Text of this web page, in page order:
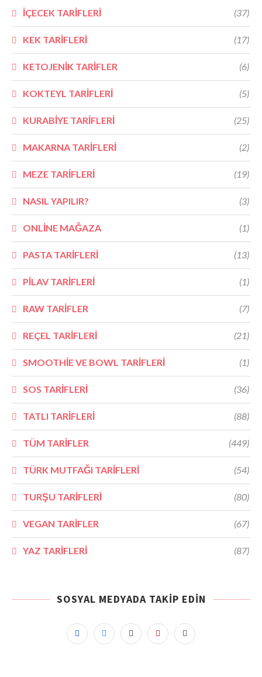
İÇECEK TARİFLERİ (37)
KEK TARİFLERİ (17)
KETOJENİK TARİFLER (6)
KOKTEYL TARİFLERİ (5)
KURABİYE TARİFLERİ (25)
MAKARNA TARİFLERİ (2)
MEZE TARİFLERİ (19)
NASIL YAPILIR? (3)
ONLİNE MAĞAZA (1)
PASTA TARİFLERİ (13)
PİLAV TARİFLERİ (1)
RAW TARİFLER (7)
REÇEL TARİFLERİ (21)
SMOOTHİE VE BOWL TARİFLERİ (1)
SOS TARİFLERİ (36)
TATLI TARİFLERİ (88)
TÜM TARİFLER (449)
TÜRK MUTFAĞI TARİFLERİ (54)
TURŞU TARİFLERİ (80)
VEGAN TARİFLER (67)
YAZ TARİFLERİ (87)
SOSYAL MEDYADA TAKIP EDIN